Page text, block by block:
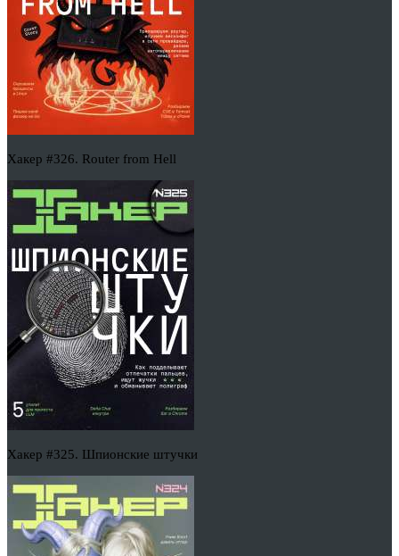
Хакер #326. Router from Hell
Хакер #325. Шпионские штучки